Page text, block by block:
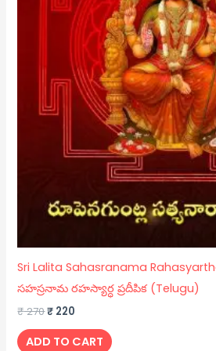
Sri Lalita Sahasranama
సహస్రనామ రహస్యార్ధ ప్రదీపిక (Telugu)
₹270₹ 220
ADD TO CART